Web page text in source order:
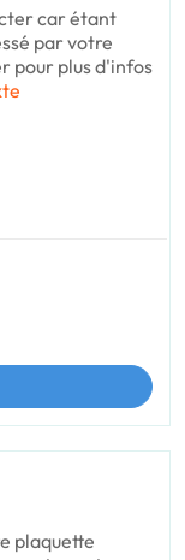
car étant
par votre
pour plus d'infos
plaquette